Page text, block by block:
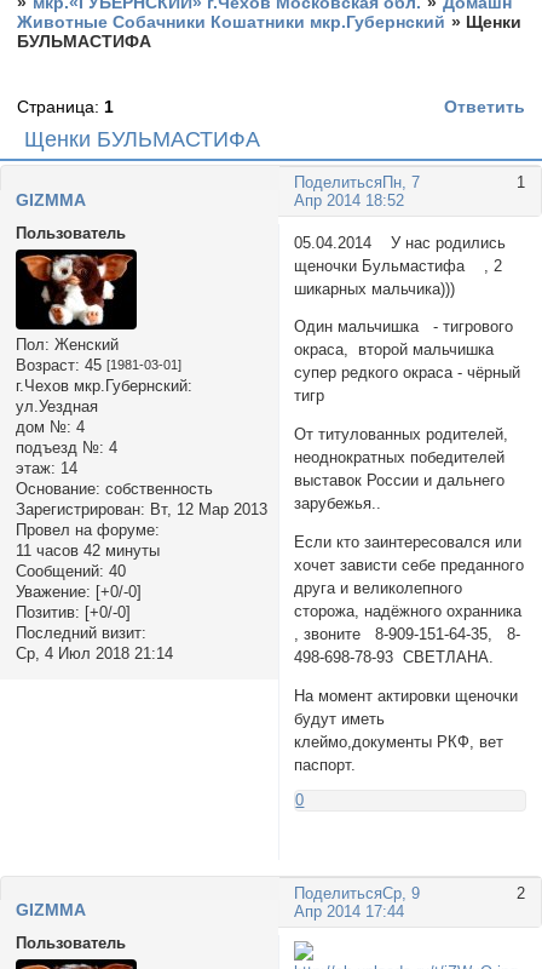
Животные Собачники Кошатники мкр.Губернский » Щенки
БУЛЬМАСТИФА
Щенки БУЛЬМАСТИФА
Страница: 1 Ответить
Поделиться 1
Пн, 7
Апр 2014 18:52
GIZMMA
Пользователь
Пол: Женский
Возраст: 45 [1981-03-01]
г.Чехов мкр.Губернский:
ул.Уездная
дом №: 4
подъезд №: 4
этаж: 14
Основание: собственность
Зарегистрирован: Вт, 12 Мар 2013
Провел на форуме:
11 часов 42 минуты
Сообщений: 40
Уважение: [+0/-0]
Позитив: [+0/-0]
Последний визит:
Ср, 4 Июл 2018 21:14
05.04.2014 У нас родились
щеночки Бульмастифа , 2
шикарных мальчика)))
Один мальчишка - тигрового
окраса, второй мальчишка
супер редкого окраса - чёрный
тигр
От титулованных родителей,
неоднократных победителей
выставок России и дальнего
зарубежья..
Если кто заинтересовался или
хочет зависти себе преданного
друга и великолепного
сторожа, надёжного охранника
, звоните 8-909-151-64-35, 8-
498-698-78-93 СВЕТЛАНА.
На момент актировки щеночки
будут иметь
клеймо,документы РКФ, вет
паспорт.
0
Поделиться 2
Ср, 9
Апр 2014 17:44
GIZMMA
Пользователь